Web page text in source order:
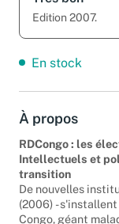
Très bon
À propos
RDCongo : les
Intellectuels et
transition
De nouvelles
(2006) -